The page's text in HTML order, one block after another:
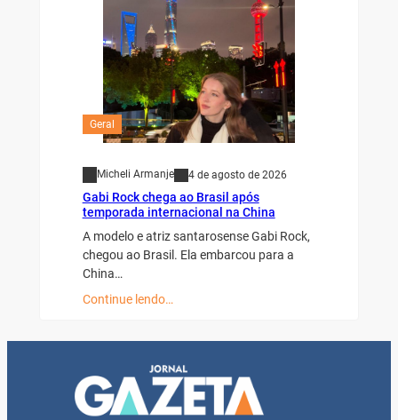
Geral
Micheli Armanje 4 de agosto de 2026
Gabi Rock chega ao Brasil após
temporada internacional na China
A modelo e atriz santarosense Gabi Rock,
chegou ao Brasil. Ela embarcou para a
China…
Continue lendo…